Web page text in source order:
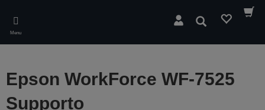
main
content
Menu
Cerca
Epson WorkForce WF-7525
Supporto